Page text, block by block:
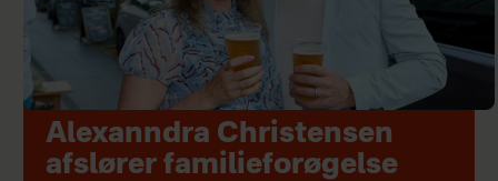
Alexanndra Christensen
afslører familieforøgelse